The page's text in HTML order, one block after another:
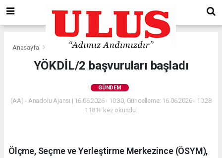
Anasayfa Gündem
YÖKDİL/2 başvuruları başladı
GÜNDEM
(AA) - Anadolu Ajansı | 16.06.2026 - 10:30, Güncelleme: 16.06.2026 - 10:28
1181+ kez okundu.
Ölçme, Seçme ve Yerleştirme Merkezince (ÖSYM),